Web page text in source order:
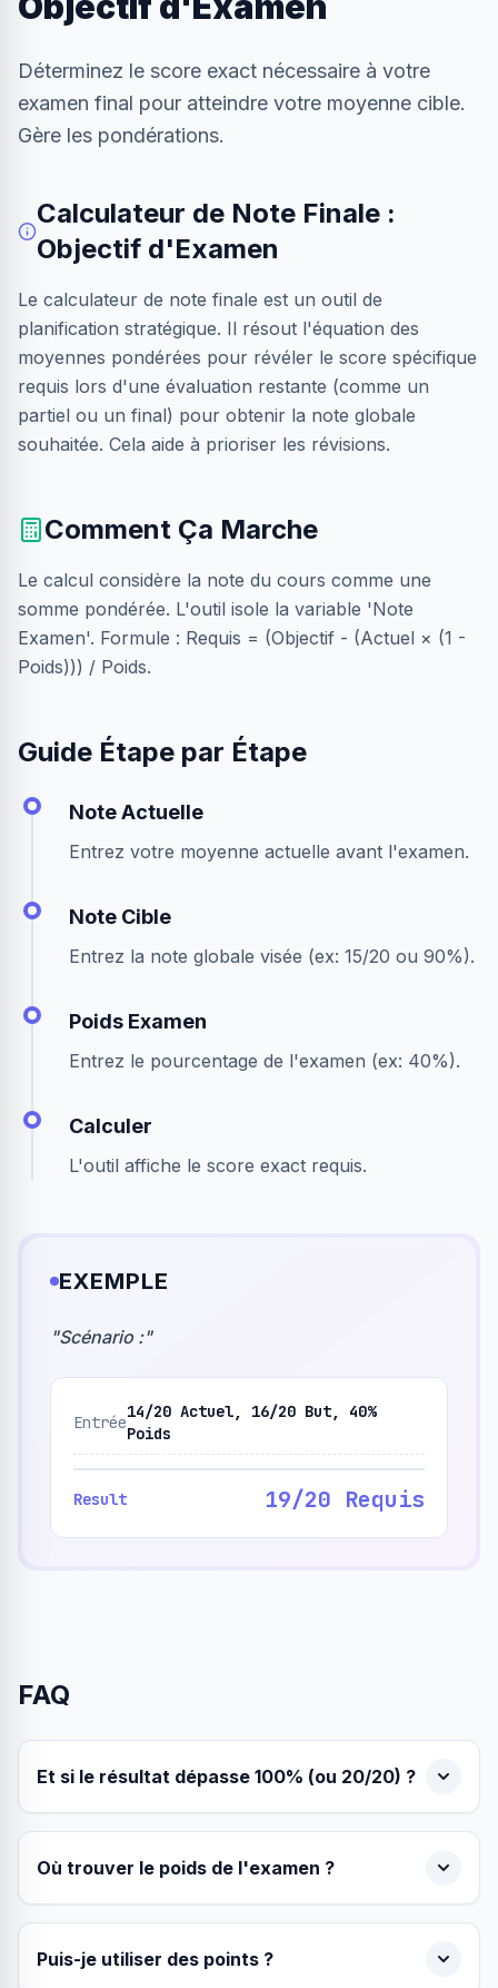
Déterminez le score exact nécessaire à votre
examen final pour atteindre votre moyenne cible.
Gère les pondérations.
Calculateur de Note Finale :
Objectif d'Examen
Le calculateur de note finale est un outil de
planification stratégique. Il résout l'équation des
moyennes pondérées pour révéler le score spécifique
requis lors d'une évaluation restante (comme un
partiel ou un final) pour obtenir la note globale
souhaitée. Cela aide à prioriser les révisions.
Comment Ça Marche
Le calcul considère la note du cours comme une
somme pondérée. L'outil isole la variable 'Note
Examen'. Formule : Requis = (Objectif - (Actuel × (1 -
Poids))) / Poids.
Guide Étape par Étape
Note Actuelle
Entrez votre moyenne actuelle avant l'examen.
Note Cible
Entrez la note globale visée (ex: 15/20 ou 90%).
Poids Examen
Entrez le pourcentage de l'examen (ex: 40%).
Calculer
L'outil affiche le score exact requis.
EXEMPLE
"Scénario :"
Entrée
14/20 Actuel, 16/20 But, 40%
Poids
Result 19/20 Requis
FAQ
Et si le résultat dépasse 100% (ou 20/20) ?
Où trouver le poids de l'examen ?
Puis-je utiliser des points ?